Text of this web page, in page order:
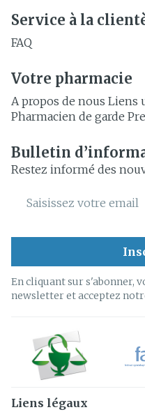
Service à la
FAQ
Votre pharmacie
A propos de nous Liens
Pharmacien de garde
Bulletin
Restez informé des
Adresse mail
En cliquant sur s'abonner,
newsletter et acceptez
Liens légaux